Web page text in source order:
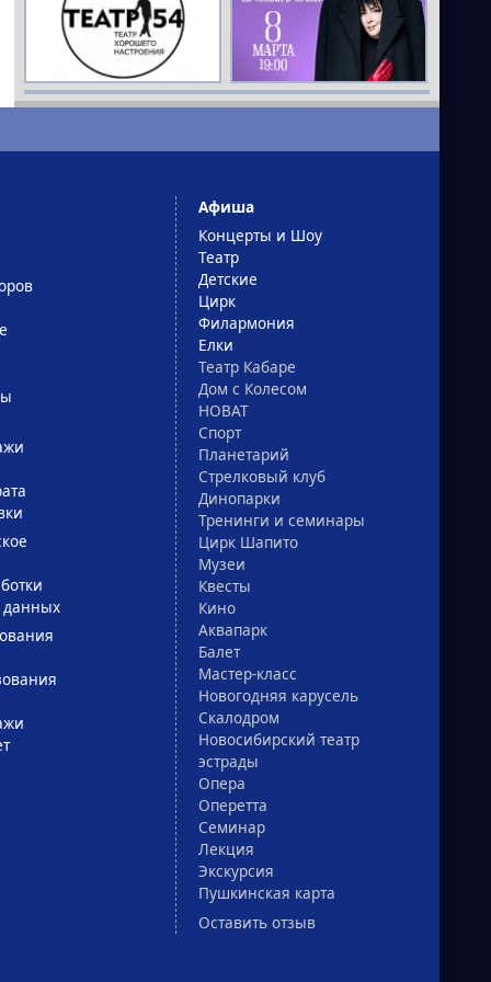
данных
Афиша
Концерты и Шоу
Театр
Детские
Цирк
Филармония
Елки
Театр Кабаре
Дом с Колесом
НОВАТ
Спорт
Планетарий
Стрелковый клуб
Динопарки
Тренинги и семинары
Цирк Шапито
Музеи
Квесты
Кино
Аквапарк
Балет
Мастер-класс
Новогодняя карусель
Скалодром
Новосибирский театр
эстрады
Опера
Оперетта
Семинар
Лекция
Экскурсия
Пушкинская карта
Оставить отзыв